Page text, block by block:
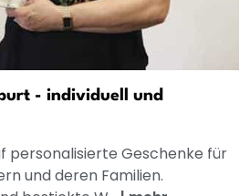
- individuell und
personalisierte Geschenke für
und deren Familien.